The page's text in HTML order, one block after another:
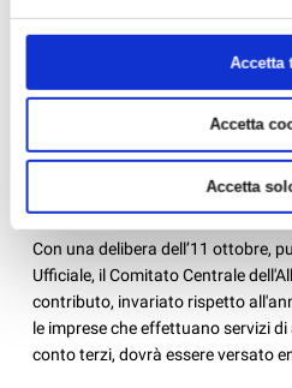
Accetta
Accetta
Accetta
ALBO AUTOTRASPORTO:
INVARIATA LA QUOTA DI
Associazioni di mestiere
mercoledì 25 ott 2023 alle 08:00
Con una delibera dell’11 ottobre,
Ufficiale, il Comitato Centrale
contributo, invariato rispetto
le imprese che effettuano servizi
conto terzi, dovrà essere versato